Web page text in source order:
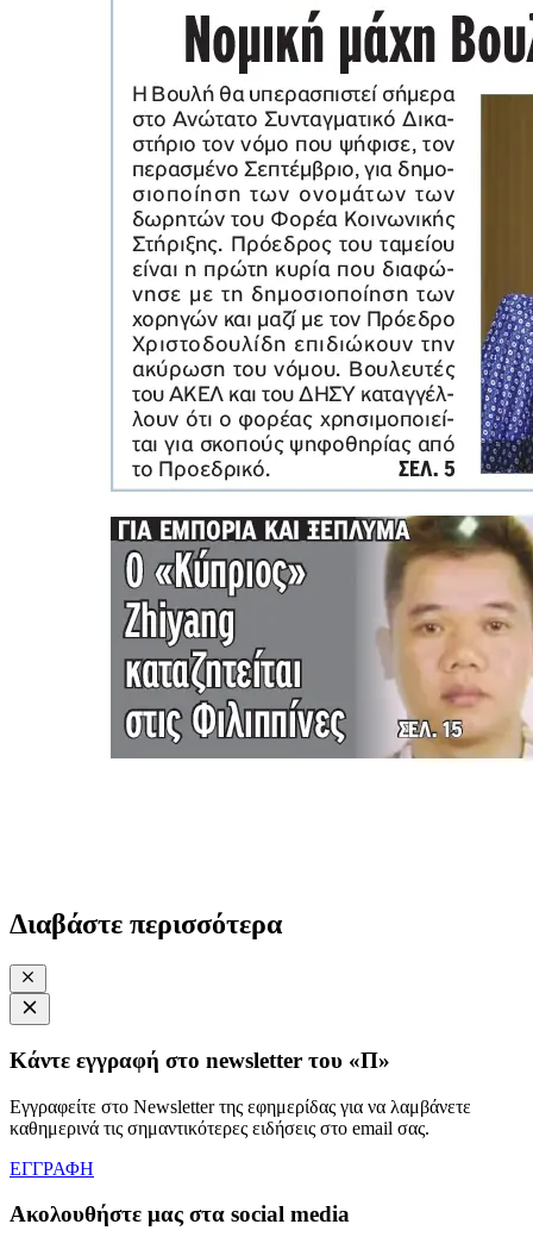
Διαβάστε περισσότερα
Κάντε εγγραφή στο newsletter του «Π»
Εγγραφείτε στο Newsletter της εφημερίδας για να λαμβάνετε
καθημερινά τις σημαντικότερες ειδήσεις στο email σας.
ΕΓΓΡΑΦΗ
Ακολουθήστε μας στα social media